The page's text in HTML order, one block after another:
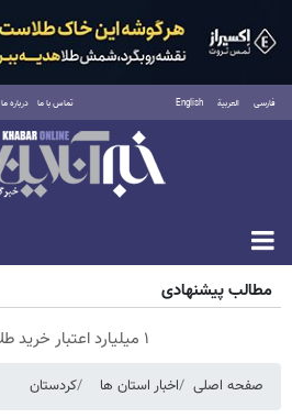
فارسی العربية English تماس با ما درباره ما
شنبه ۱۷ مرداد ۱۴۰۵
مطالب پیشنهادی
۱ میلیارد اعتبار خرید طلا | بدون ضامن و چک
صفحه اصلی اخبار استان ها کردستان